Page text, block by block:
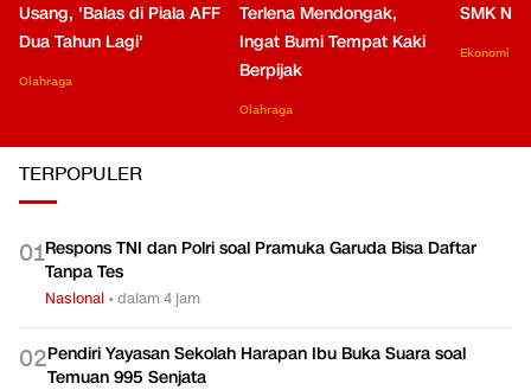
Usang, 'Balas di Piala AFF
Dua Tahun Lagi'
Olahraga
Terlena Mendongak,
Ingat Bumi Tempat Kaki
Berpijak
Olahraga
SMK
Ekonomi
TERPOPULER
01Respons TNI dan Polri soal Pramuka Garuda Bisa Daftar
Tanpa Tes
Nasional •dalam 4 jam
02Pendiri Yayasan Sekolah Harapan Ibu Buka Suara soal
Temuan 995 Senjata